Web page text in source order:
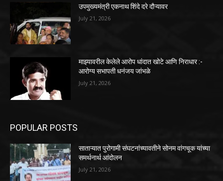
उपमुख्यमंत्री एकनाथ शिंदे दरे दौऱ्यावर
July 21, 2026
माझ्यावरील केलेले आरोप धांदात खोटे आणि निराधार :-
आरोग्य सभापती धनंजय जांभळे
July 21, 2026
POPULAR POSTS
साताऱ्यात पुरोगामी संघटनांच्यावतीने सोनम वांगचूक यांच्या
समर्थनार्थ आंदोलन
July 21, 2026